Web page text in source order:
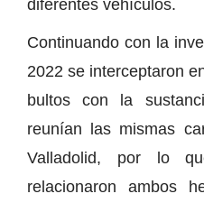
diferentes vehículos.
Continuando con la
2022 se interceptaron
bultos con la
reunían las mismas
Valladolid, por lo
relacionaron ambos